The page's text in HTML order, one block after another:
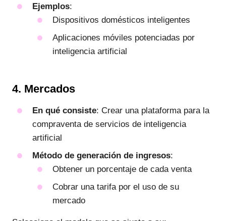
Ejemplos:
Dispositivos domésticos inteligentes
Aplicaciones móviles potenciadas por
inteligencia artificial
4. Mercados
En qué consiste: Crear una plataforma para la
compraventa de servicios de inteligencia
artificial
Método de generación de ingresos:
Obtener un porcentaje de cada venta
Cobrar una tarifa por el uso de su
mercado